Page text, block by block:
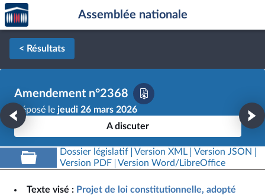
Aller au contenu
Aller en bas de la page
Accèder
à la
page
d'accueil
Assemblée nationale
< Résultats
Amendement n°2368
Déposé le jeudi 26 mars 2026
A discuter
Dossier législatif Version XML
Version JSON
Version PDF
Version Word/LibreOffice
Texte visé : Projet de loi constitutionnelle, adopté